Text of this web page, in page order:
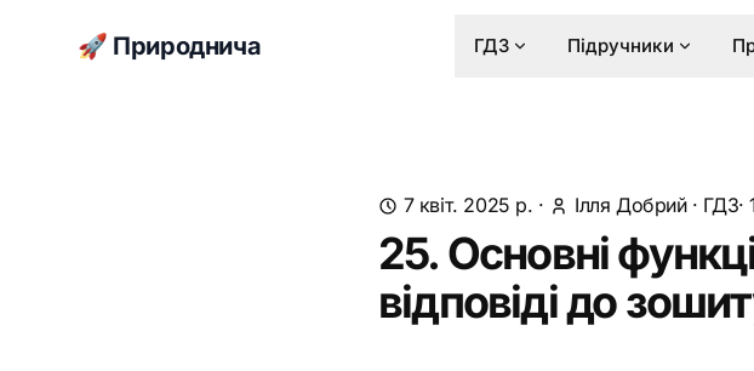
🚀 Природнича ГДЗ Підручники
7 квіт. 2025 р. · Ілля Добрий· ГДЗ·
25. Основні
відповіді до